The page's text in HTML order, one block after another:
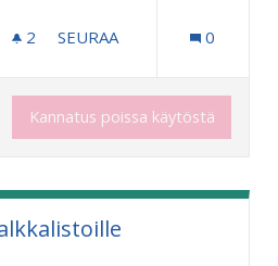
2 2 SEURAAJAA
SEURAA 0
Kannatus poissa käytöstä